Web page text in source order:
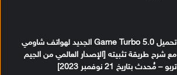
تحميل Game Turbo 5.0 الجديد لهواتف شاومي
مع شرح طريقة تثبيته [الإصدار العالمي من الجيم
تربو – مُحدث بتاريخ 21 نوفمبر 2023]